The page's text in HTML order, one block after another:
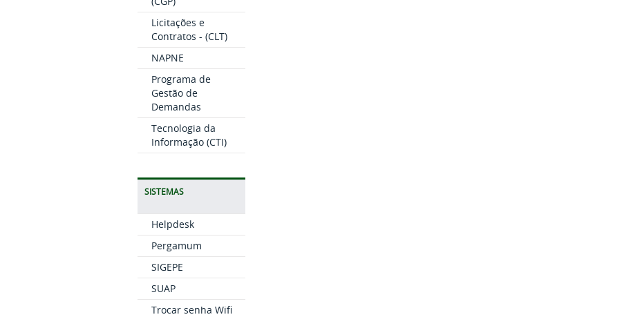
Licitações e
Contratos - (CLT)
NAPNE
Programa de
Gestão de
Demandas
Tecnologia da
Informação (CTI)
SISTEMAS
Helpdesk
Pergamum
SIGEPE
SUAP
Trocar senha Wifi